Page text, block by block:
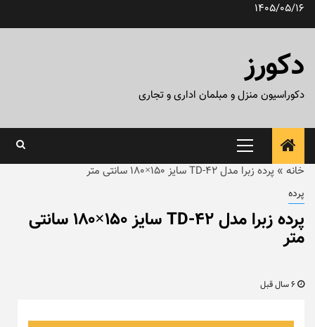
پرش1405/05/16
دکورز
دکوراسیون منزل و مبلمان اداری و تجاری
منوی
اصلی
خانه » پرده زبرا مدل TD-42 سایز ۱۵۰×۱۸۰ سانتی متر
پرده
پرده زبرا مدل TD-42 سایز ۱۵۰×۱۸۰ سانتی
متر